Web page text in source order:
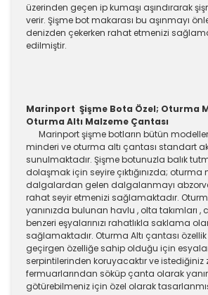
üzerinden geçen ip kumaşı aşındırarak
verir. Şişme bot makarası bu aşınmayı
denizden çekerken rahat etmenizi
edilmiştir.
Marinport Şişme Bota Özel; Oturma
Oturma Altı Malzeme Çantası
Marinport şişme botların bütün
minderi ve oturma altı çantası standart
sunulmaktadır. Şişme botunuzla balık
dolaşmak için seyire çıktığınızda; oturma
dalgalardan gelen dalgalanmayı
rahat seyir etmenizi sağlamaktadır.
yanınızda bulunan havlu , olta takımları ,
benzeri eşyalarınızı rahatlıkla saklama
sağlamaktadır. Oturma Altı çantası
geçirgen özelliğe sahip olduğu için
serpintilerinden koruyacaktır ve
fermuarlarından söküp çanta olarak
götürebilmeniz için özel olarak